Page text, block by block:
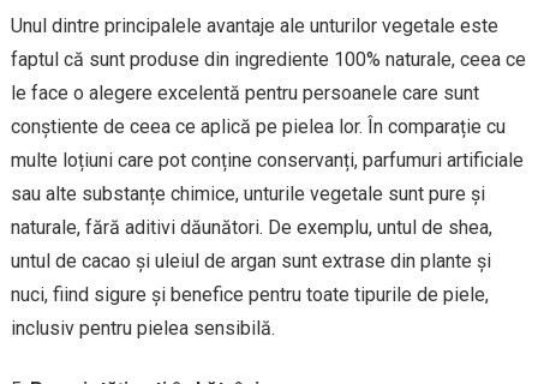
Unul dintre principalele avantaje ale unturilor vegetale este
faptul că sunt produse din ingrediente 100% naturale, ceea ce
le face o alegere excelentă pentru persoanele care sunt
conștiente de ceea ce aplică pe pielea lor. În comparație cu
multe loțiuni care pot conține conservanți, parfumuri artificiale
sau alte substanțe chimice, unturile vegetale sunt pure și
naturale, fără aditivi dăunători. De exemplu, untul de shea,
untul de cacao și uleiul de argan sunt extrase din plante și
nuci, fiind sigure și benefice pentru toate tipurile de piele,
inclusiv pentru pielea sensibilă.